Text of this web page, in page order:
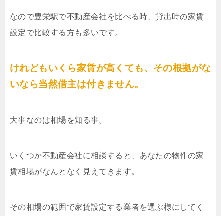
なので豊栄駅で不動産会社を比べる時、貸出時の家賃
設定で比較する方も多いです。
けれどもいくら家賃が高くても、その根拠がな
いなら当然借主は付きません。
大事なのは相場を知る事。
いくつか不動産会社に相談すると、あなたの物件の家
賃相場がなんとなく見えてきます。
その相場の範囲で家賃設定する業者を選ぶ様にしてく